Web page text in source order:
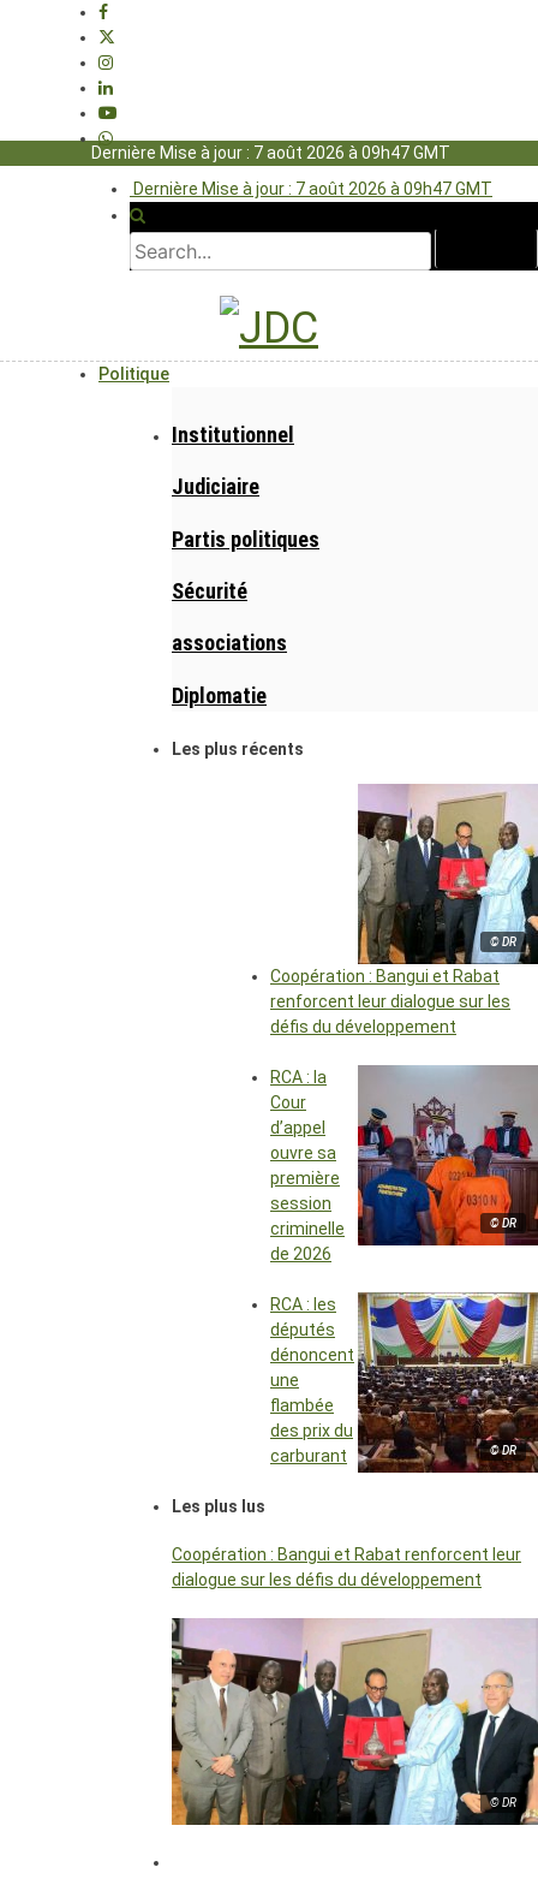
Dernière Mise à jour : 7 août 2026 à 09h47 GMT
Dernière Mise à jour : 7 août 2026 à 09h47 GMT
Politique
Institutionnel
Judiciaire
Partis politiques
Sécurité
associations
Diplomatie
Les plus récents
© DR
Coopération : Bangui et Rabat
renforcent leur dialogue sur les
défis du développement
© DR
RCA : la
Cour
d’appel
ouvre sa
première
session
criminelle
de 2026
© DR
RCA : les
députés
dénoncent
une
flambée
des prix du
carburant
Les plus lus
Coopération : Bangui et Rabat renforcent leur
dialogue sur les défis du développement
© DR